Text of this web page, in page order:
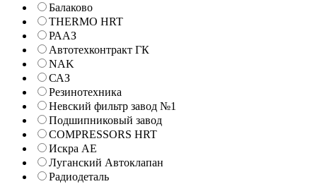
Балаково
THERMO HRT
РААЗ
Автотехконтракт ГК
NAK
САЗ
Резинотехника
Невский фильтр завод №1
Подшипниковый завод
COMPRESSORS HRT
Искра АЕ
Луганский Автоклапан
Радиодеталь